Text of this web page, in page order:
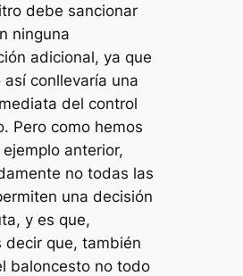
debe sancionar
ninguna
adicional, ya que
así conllevaría una
del control
Pero como hemos
anterior,
no todas las
una decisión
y es que,
decir que, también
baloncesto no todo